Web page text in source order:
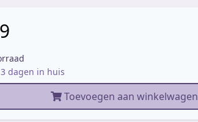
dagen in huis
Toevoegen aan winkelwagen